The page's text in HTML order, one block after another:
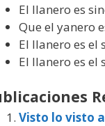
El llanero es
Que el yanero
El llanero es el
El llanero es el
Visto lo visto